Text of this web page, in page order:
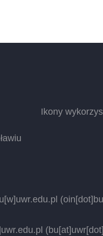
Ikony
[w]uwr.edu.pl
uwr.edu.pl